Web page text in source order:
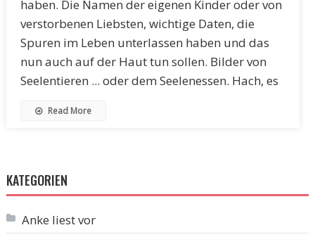
haben. Die Namen der eigenen Kinder oder von
verstorbenen Liebsten, wichtige Daten, die
Spuren im Leben unterlassen haben und das
nun auch auf der Haut tun sollen. Bilder von
Seelentieren ... oder dem Seelenessen. Hach, es
Read More
KATEGORIEN
Anke liest vor